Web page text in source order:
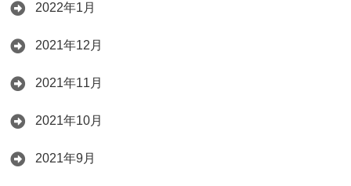
2022年1月
2021年12月
2021年11月
2021年10月
2021年9月